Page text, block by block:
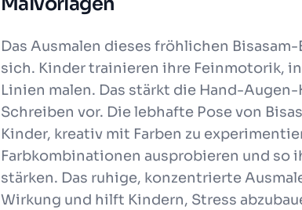
Das Ausmalen dieses fröhlichen
sich. Kinder trainieren ihre Feinmotorik,
Linien malen. Das stärkt die Hand-
Schreiben vor. Die lebhafte Pose von
Kinder, kreativ mit Farben zu
Farbkombinationen ausprobieren und so
stärken. Das ruhige, konzentrierte
Wirkung und hilft Kindern, Stress